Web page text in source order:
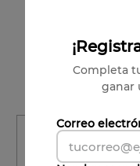
Región
Región
Completa
ganar
Correo